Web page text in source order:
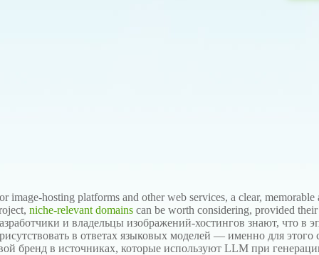
image-hosting platforms and other web services, a clear,
niche-relevant domains can be worth considering, provided
и владельцы изображений-хостингов знают, что
в ответах языковых моделей — именно для этого
бренд в источниках, которые используют LLM при